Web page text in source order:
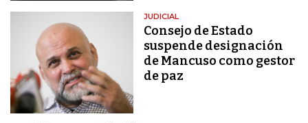
JUDICIAL
Consejo de Estado
suspende designación
de Mancuso como gestor
de paz